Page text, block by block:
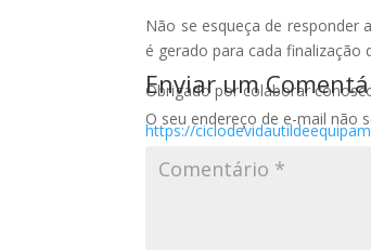
Não se esqueça de responder
é gerado para cada finalização
Obrigado por colaborar
https://
Enviar um
O seu endereço de e-mail não